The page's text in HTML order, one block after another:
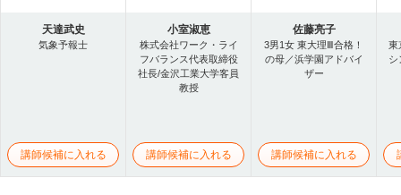
天達武史
気象予報士
講師候補に入れる
小室淑恵
株式会社ワーク・ライ
フバランス代表取締役
社長/金沢工業大学客員
教授
講師候補に入れる
佐藤亮子
3男1女 東大理Ⅲ合格！
の母／浜学園アドバイ
ザー
講師候補に入れる
東
シ